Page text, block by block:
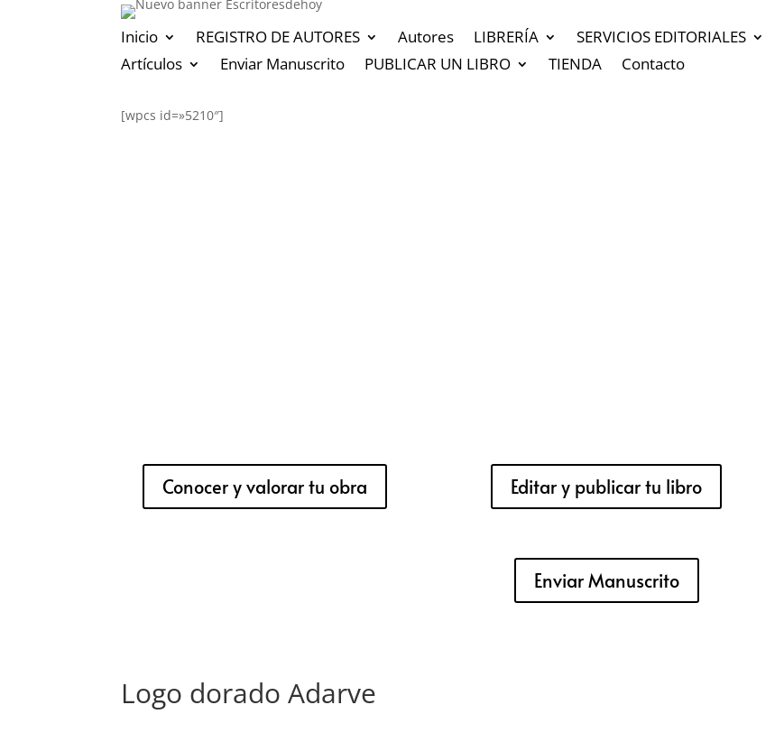
Inicio REGISTRO DE AUTORES Autores LIBRERÍA SERVICIOS EDITORIALES
Artículos
Enviar Manuscrito PUBLICAR UN LIBRO TIENDA Contacto
[wpcs id=»5210″]
Conocer y valorar tu obra Editar y publicar tu libro
Enviar Manuscrito
Logo dorado Adarve